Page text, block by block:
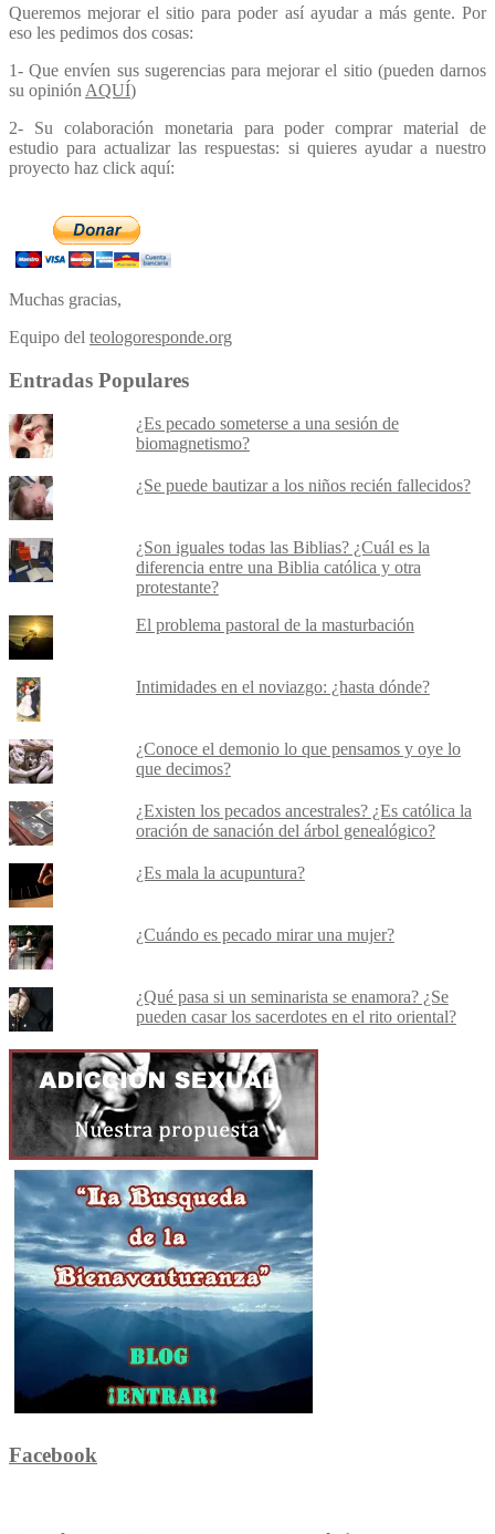
Queremos mejorar el sitio para poder así ayudar a más gente. Por
eso les pedimos dos cosas:
1- Que envíen sus sugerencias para mejorar el sitio (pueden darnos
su opinión AQUÍ)
2- Su colaboración monetaria para poder comprar material de
estudio para actualizar las respuestas: si quieres ayudar a nuestro
proyecto haz click aquí:
Muchas gracias,
Equipo del teologoresponde.org
Entradas Populares
¿Es pecado someterse a una sesión de
biomagnetismo?
¿Se puede bautizar a los niños recién fallecidos?
¿Son iguales todas las Biblias? ¿Cuál es la
diferencia entre una Biblia católica y otra
protestante?
El problema pastoral de la masturbación
Intimidades en el noviazgo: ¿hasta dónde?
¿Conoce el demonio lo que pensamos y oye lo
que decimos?
¿Existen los pecados ancestrales? ¿Es católica la
oración de sanación del árbol genealógico?
¿Es mala la acupuntura?
¿Cuándo es pecado mirar una mujer?
¿Qué pasa si un seminarista se enamora? ¿Se
pueden casar los sacerdotes en el rito oriental?
Facebook